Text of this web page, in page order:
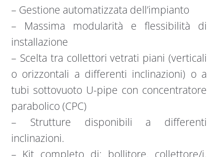
– Gestione automatizzata dell’impianto
– Massima modularità e flessibilità di
installazione
– Scelta tra collettori vetrati piani (verticali
o orizzontali a differenti inclinazioni) o a
tubi sottovuoto U-pipe con concentratore
parabolico (CPC)
– Strutture disponibili a differenti
inclinazioni.
– Kit completo di: bollitore, collettore/i,